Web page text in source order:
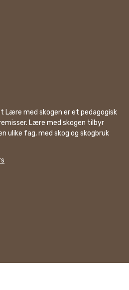
Lære med skogen er et pedagogisk
Lære med skogen tilbyr
ulike fag, med skog og skogbruk